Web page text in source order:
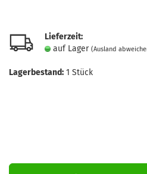
Lieferzeit:
auf Lager (Ausland
Lagerbestand: 1 Stück